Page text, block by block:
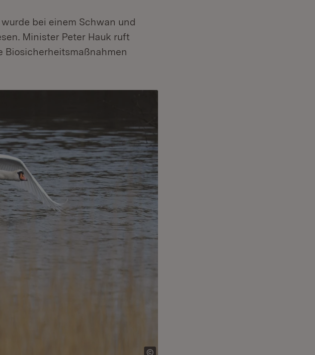
bei einem Schwan und
Minister Peter Hauk ruft
Biosicherheitsmaßnahmen